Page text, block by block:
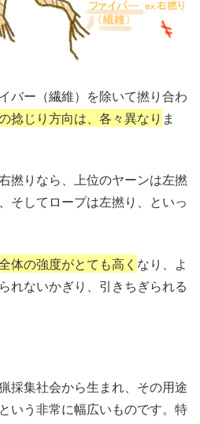
バー（繊維）を除いて撚り合わ
捻じり方向は、各々異なり ま
撚りなら、上位のヤーンは左撚
そしてロープは左撚り、といっ
体の強度がとても高く なり、よ
れないかぎり、引きちぎられる
採集社会から生まれ、その用途
いう非常に幅広いものです。特